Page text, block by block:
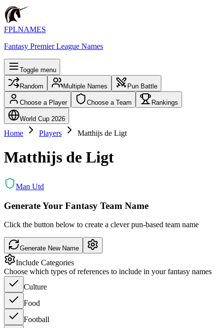
FPLNAMES
Fantasy Premier League Names
Toggle menu
Random Multiple Names Pun Battle
Choose a Player Choose a Team Rankings
World Cup 2026
Home Players Matthijs de Ligt
Matthijs de Ligt
Man Utd
Generate Your Fantasy Team Name
Click the button below to create a clever pun-based team name
Generate New Name
Include Categories
Choose which types of references to include in your fantasy names
Culture
Food
Football